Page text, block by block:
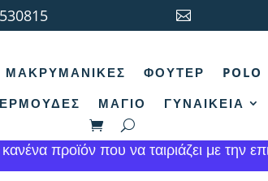

ΜΑΚΡΥΜΆΝΙΚΕΣ ΦΟΎΤΕΡ POLO
ΜΑΓΙΌ ΓΥΝΑΙΚΕΊΑ
προϊόν που να ταιριάζει με την